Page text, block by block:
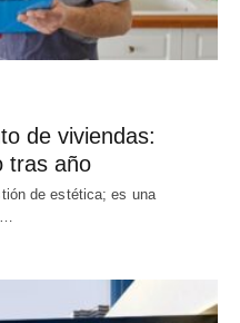
de viviendas:
tras año
de estética; es una